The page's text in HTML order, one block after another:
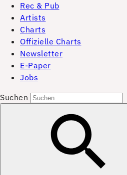
Rec & Pub
Artists
Charts
Offizielle Charts
Newsletter
E-Paper
Jobs
Suchen